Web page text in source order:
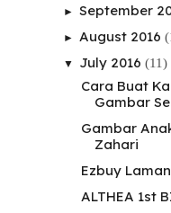
► September
► August 2016
▼ July 2016 (11)
Cara Buat
Gambar
Gambar
Zahari
Ezbuy
ALTHEA 1st